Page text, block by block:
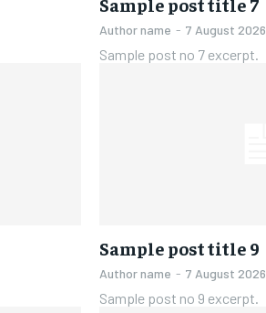
Author name - 7 August 2026
Sample post no 7 excerpt.
Sample post title 9
Author name - 7 August 2026
Sample post no 9 excerpt.